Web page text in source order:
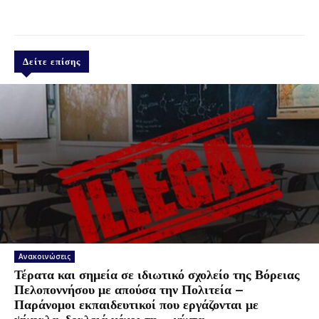
Δείτε επίσης
Ανακοινώσεις
Τέρατα και σημεία σε ιδιωτικό σχολείο της Βόρειας
Πελοποννήσου με απούσα την Πολιτεία –
Παράνομοι εκπαιδευτικοί που εργάζονται με